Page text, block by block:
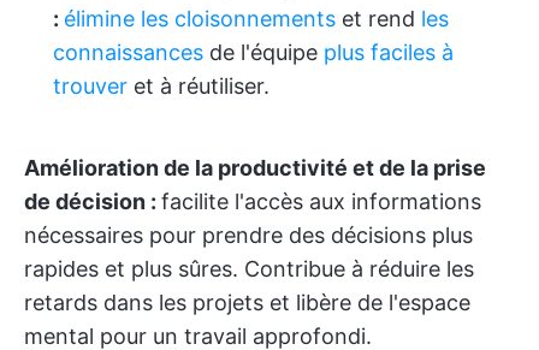
: élimine les cloisonnements et rend les
connaissances de l'équipe plus faciles à
trouver et à réutiliser.
Amélioration de la productivité et de la prise
de décision : facilite l'accès aux informations
nécessaires pour prendre des décisions plus
rapides et plus sûres. Contribue à réduire les
retards dans les projets et libère de l'espace
mental pour un travail approfondi.